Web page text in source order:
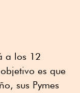
a los 12
es que
sus Pymes